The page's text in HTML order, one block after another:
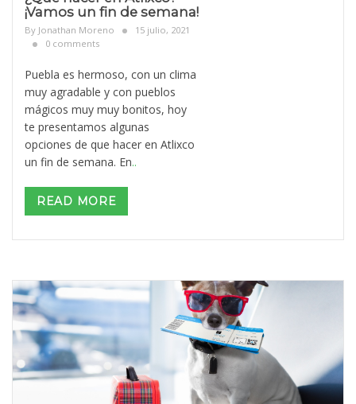
¡Vamos un fin de semana!
By Jonathan Moreno
15 julio, 2021
0 comments
Puebla es hermoso, con un clima
muy agradable y con pueblos
mágicos muy muy bonitos, hoy
te presentamos algunas
opciones de que hacer en Atlixco
un fin de semana. En..
READ MORE